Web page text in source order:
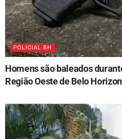
POLICIAL BH
Homens são baleados
Região Oeste de Belo